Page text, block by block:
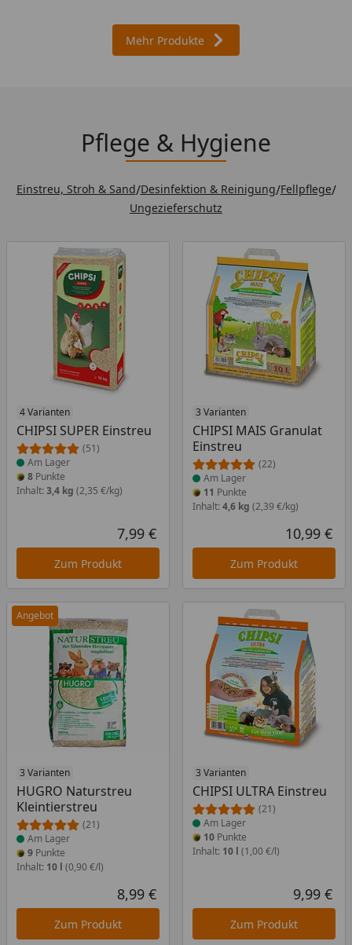
Mehr Produkte
Pflege & Hygiene
Einstreu, Stroh & Sand/Desinfektion & Reinigung/Fellpflege/
Ungezieferschutz
4 Varianten
CHIPSI SUPER Einstreu
(51)
Produkt am Lager
Am Lager
8 Punkte
Inhalt: 3,4 kg (2,35 €/kg)
Aktueller Preis
7,99 €
Zum Produkt
3 Varianten
CHIPSI MAIS Granulat
Einstreu
(22)
Produkt am Lager
Am Lager
11 Punkte
Inhalt: 4,6 kg (2,39 €/kg)
10,99 €
Zum Produkt
Angebot
3 Varianten
HUGRO Naturstreu
Kleintierstreu
(21)
Produkt am Lager
Am Lager
9 Punkte
Inhalt: 10 l (0,90 €/l)
Aktueller Preis
8,99 €
Zum Produkt
3 Varianten
CHIPSI ULTRA Einstreu
(21)
Produkt am Lager
Am Lager
10 Punkte
Inhalt: 10 l (1,00 €/l)
9,99 €
Zum Produkt